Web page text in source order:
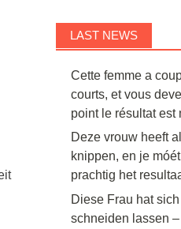
LAST NEWS
Cette femme a
courts, et vous
point le résultat est
Deze vrouw heeft
knippen, en je
prachtig het
Diese Frau hat
schneiden lassen